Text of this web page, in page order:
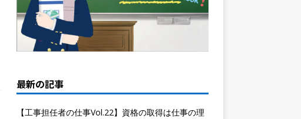
最新の記事
【工事担任者の仕事Vol.22】資格の取得は仕事の理